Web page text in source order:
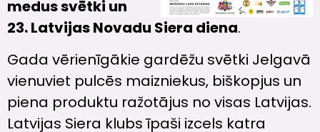
medus svētki un
23. Latvijas Novadu Siera diena.
Gada vērienīgākie gardēžu svētki Jelgavā
vienuviet pulcēs maizniekus, biškopjus un
piena produktu ražotājus no visas Latvijas.
Latvijas Siera klubs īpaši izcels katra